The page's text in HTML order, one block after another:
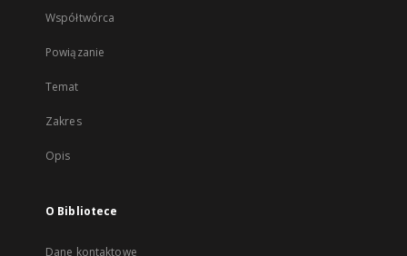
Współtwórca
Powiązanie
Temat
Zakres
Opis
O Bibliotece
Dane kontaktowe